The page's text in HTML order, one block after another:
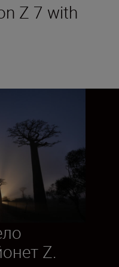
Z 7 with
Z.